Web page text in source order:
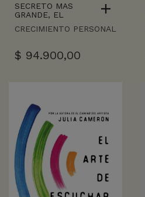
SECRETO MAS
GRANDE, EL
CRECIMIENTO PERSONAL
$ 94.900,00